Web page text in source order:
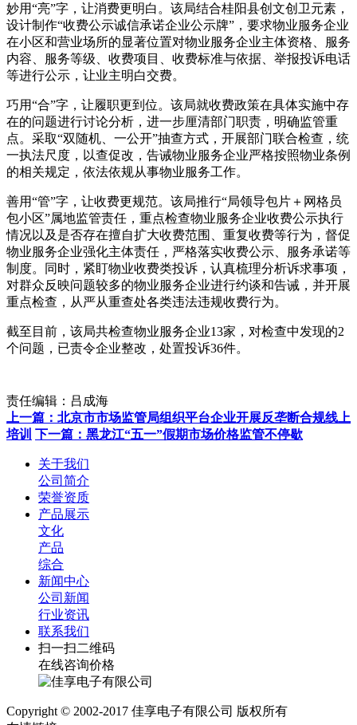
妙用“亮”字，让消费更明白。该局结合桂阳县创文创卫元素，
设计制作“收费公示诚信承诺企业公示牌”，要求物业服务企业
在小区和营业场所的显著位置对物业服务企业主体资格、服务
内容、服务等级、收费项目、收费标准与依据、举报投诉电话
等进行公示，让业主明白交费。
巧用“合”字，让履职更到位。该局就收费政策在具体实施中存
在的问题进行讨论分析，进一步厘清部门职责，明确监管重
点。采取“双随机、一公开”抽查方式，开展部门联合检查，统
一执法尺度，以查促改，告诫物业服务企业严格按照物业条例
的相关规定，依法依规从事物业服务工作。
善用“管”字，让收费更规范。该局推行“局领导包片＋网格员
包小区”属地监管责任，重点检查物业服务企业收费公示执行
情况以及是否存在擅自扩大收费范围、重复收费等行为，督促
物业服务企业强化主体责任，严格落实收费公示、服务承诺等
制度。同时，紧盯物业收费类投诉，认真梳理分析诉求事项，
对群众反映问题较多的物业服务企业进行约谈和告诫，并开展
重点检查，从严从重查处各类违法违规收费行为。
截至目前，该局共检查物业服务企业13家，对检查中发现的2
个问题，已责令企业整改，处置投诉36件。
责任编辑：吕成海
上一篇：​北京市市场监管局组织平台企业开展反垄断合规线上
培训
下一篇：黑龙江“五一”假期市场价格监管不停歇
关于我们
公司简介
荣誉资质
产品展示
文化
产品
综合
新闻中心
公司新闻
行业资讯
联系我们
扫一扫二维码
在线咨询价格
Copyright © 2002-2017 佳享电子有限公司 版权所有